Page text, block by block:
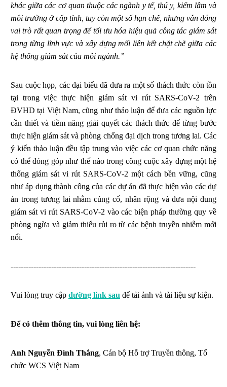
khác giữa các cơ quan thuộc các ngành y tế, thú y, kiểm lâm và
môi trường ở cấp tỉnh, tuy còn một số hạn chế, nhưng vẫn đóng
vai trò rất quan trọng để tối ưu hóa hiệu quả công tác giám sát
trong từng lĩnh vực và xây dựng mối liên kết chặt chẽ giữa các
hệ thống giám sát của mỗi ngành.”
Sau cuộc họp, các đại biểu đã đưa ra một số thách thức còn tồn
tại trong việc thực hiện giám sát vi rút SARS-CoV-2 trên
ĐVHD tại Việt Nam, cũng như thảo luận để đưa các nguồn lực
cần thiết và tiềm năng giải quyết các thách thức để từng bước
thực hiện giám sát và phòng chống đại dịch trong tương lai. Các
ý kiến thảo luận đều tập trung vào việc các cơ quan chức năng
có thể đóng góp như thế nào trong công cuộc xây dựng một hệ
thống giám sát vi rút SARS-CoV-2 một cách bền vững, cũng
như áp dụng thành công của các dự án đã thực hiện vào các dự
án trong tương lai nhằm củng cố, nhân rộng và đưa nội dung
giám sát vi rút SARS-CoV-2 vào các biện pháp thường quy về
phòng ngừa và giảm thiểu rủi ro từ các bệnh truyền nhiễm mới
nổi.
-------------------------------------------------------------------------
Vui lòng truy cập đường link sau để tải ảnh và tài liệu sự kiện.
Để có thêm thông tin, vui lòng liên hệ:
Anh Nguyễn Đình Thắng, Cán bộ Hỗ trợ Truyền thông, Tổ
chức WCS Việt Nam